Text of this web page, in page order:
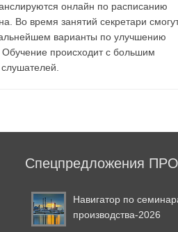
онлайн по расписанию
Во время занятий секретари
варианты по улучшению
происходит с большим
Спецпредложения
Навигатор по
производства-2026